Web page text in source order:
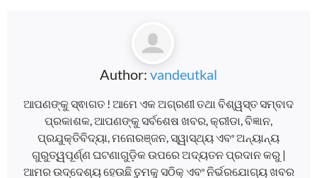
Author: vandeutkal
ଆପଣଙ୍କୁ ସ୍ଵାଗତ ! ଆମେ ଏକ ଅଗ୍ରଣୀ ତଥା ବିଶ୍ୱସ୍ତ ସମ୍ବାଦ
ପ୍ରକାଶକ, ଆପଣଙ୍କୁ ସର୍ବଶେଷ ଖବର, କ୍ରୀଡା, ବିଜ୍ଞାନ,
ପ୍ରଯୁକ୍ତିବିଦ୍ୟା, ମନୋରଞ୍ଜନ, ସ୍ୱାସ୍ଥ୍ୟ ଏବଂ ଅନ୍ୟାନ୍ୟ
ଗୁରୁତ୍ୱପୂର୍ଣ୍ଣ ଘଟଣାଗୁଡ଼ିକ ଉପରେ ଅଦ୍ୟତନ ପ୍ରଦାନ କରୁ |
ଆମର ଉଦ୍ଦେଶ୍ୟ ହେଉଛି ତୁମକୁ ସଠିକ୍ ଏବଂ ନିର୍ଭରଯୋଗ୍ୟ ଖବର